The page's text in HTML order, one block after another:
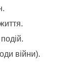
війни).